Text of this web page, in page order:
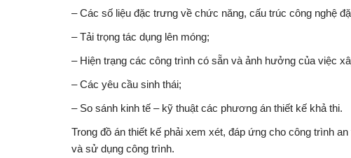
– Các số liệu đặc trưng về chức năng, cấu trúc công nghệ
– Tải trọng tác dụng lên móng;
– Hiện trạng các công trình có sẵn và ảnh hưởng của việc
– Các yêu cầu sinh thái;
– So sánh kinh tế – kỹ thuật các phương án thiết kế khả thi.
Trong đồ án thiết kế phải xem xét, đáp ứng cho công trình
và sử dụng công trình.